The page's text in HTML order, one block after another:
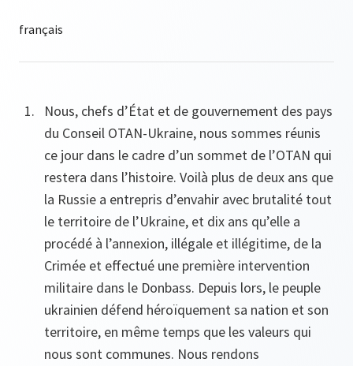
Nous, chefs d’État et de gouvernement des pays
du Conseil OTAN-Ukraine, nous sommes réunis
ce jour dans le cadre d’un sommet de l’OTAN qui
restera dans l’histoire. Voilà plus de deux ans que
la Russie a entrepris d’envahir avec brutalité tout
le territoire de l’Ukraine, et dix ans qu’elle a
procédé à l’annexion, illégale et illégitime, de la
Crimée et effectué une première intervention
militaire dans le Donbass. Depuis lors, le peuple
ukrainien défend héroïquement sa nation et son
territoire, en même temps que les valeurs qui
nous sont communes. Nous rendons